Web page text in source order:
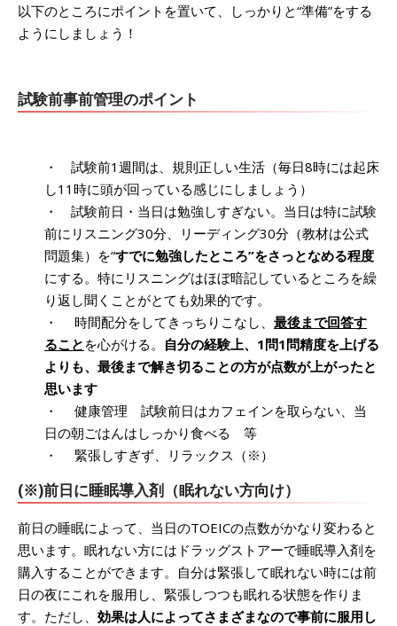
以下のところにポイントを置いて、しっかりと“準備”をする
ようにしましょう！
試験前事前管理のポイント
・ 試験前1週間は、規則正しい生活（毎日8時には起床
し11時に頭が回っている感じにしましょう）
・ 試験前日・当日は勉強しすぎない。当日は特に試験
前にリスニング30分、リーディング30分（教材は公式
問題集）を“すでに勉強したところ”をさっとなめる程度
にする。特にリスニングはほぼ暗記しているところを繰
り返し聞くことがとても効果的です。
・ 時間配分をしてきっちりこなし、 最後まで回答す
ること を心がける。 自分の経験上、1問1問精度を上げる
よりも、最後まで解き切ることの方が点数が上がったと
思います
・ 健康管理 試験前日はカフェインを取らない、当
日の朝ごはんはしっかり食べる 等
・ 緊張しすぎず、リラックス（※）
(※)前日に睡眠導入剤（眠れない方向け）
前日の睡眠によって、当日のTOEICの点数がかなり変わると
思います。眠れない方にはドラッグストアーで睡眠導入剤を
購入することができます。自分は緊張して眠れない時には前
日の夜にこれを服用し、緊張しつつも眠れる状態を作りま
す。ただし、 効果は人によってさまざまなので事前に服用し